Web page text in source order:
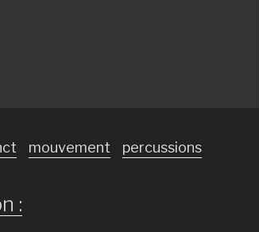
mouvement percussions
: